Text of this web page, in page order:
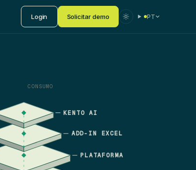
Login Solicitar demo PT
PLATAFORMA
ADD-IN EXCEL
KENTO AI
CONSUMO